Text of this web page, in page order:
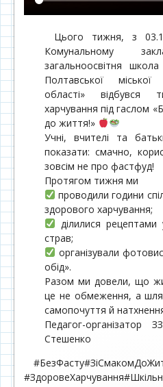
Цього тижня, з
Комунальному
загальноосвітня
Полтавської
області» відбувся
харчування під гаслом
до життя!»
Учні, вчителі та
показати: смачно,
зовсім не про фастфуд!
Протягом тижня ми
проводили години
здорового харчування;
ділилися
страв;
організували
обід».
Разом ми довели, що
це не обмеження, а
самопочуття й
Педагог-
Стешенко